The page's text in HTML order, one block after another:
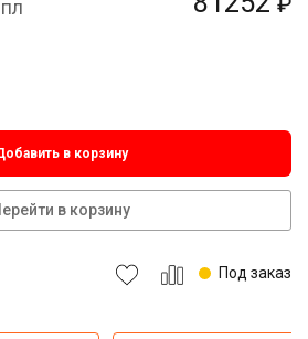
в корзину
в корзину
Под заказ